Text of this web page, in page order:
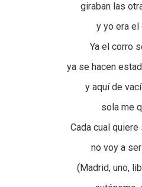
giraban las
y yo era el
Ya el corro
ya se hacen
y aquí de
sola me
Cada cual quiere
no voy a
(Madrid, uno,